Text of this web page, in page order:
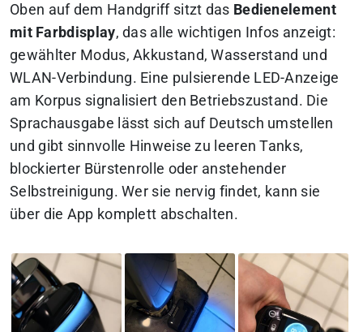
Oben auf dem Handgriff sitzt das Bedienelement
mit Farbdisplay, das alle wichtigen Infos anzeigt:
gewählter Modus, Akkustand, Wasserstand und
WLAN-Verbindung. Eine pulsierende LED-Anzeige
am Korpus signalisiert den Betriebszustand. Die
Sprachausgabe lässt sich auf Deutsch umstellen
und gibt sinnvolle Hinweise zu leeren Tanks,
blockierter Bürstenrolle oder anstehender
Selbstreinigung. Wer sie nervig findet, kann sie
über die App komplett abschalten.